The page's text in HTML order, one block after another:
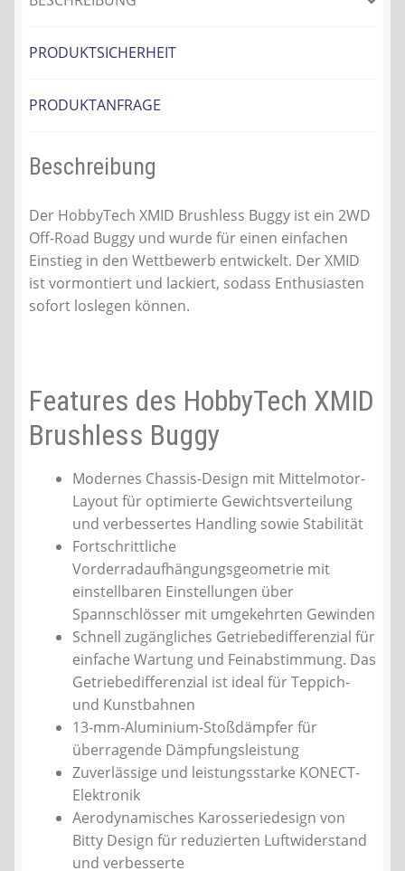
PRODUKTSICHERHEIT
PRODUKTANFRAGE
Beschreibung
Der HobbyTech XMID Brushless Buggy ist ein 2WD
Off-Road Buggy und wurde für einen einfachen
Einstieg in den Wettbewerb entwickelt. Der XMID
ist vormontiert und lackiert, sodass Enthusiasten
sofort loslegen können.
Features des HobbyTech XMID
Brushless Buggy
Modernes Chassis-Design mit Mittelmotor-
Layout für optimierte Gewichtsverteilung
und verbessertes Handling sowie Stabilität
Fortschrittliche
Vorderradaufhängungsgeometrie mit
einstellbaren Einstellungen über
Spannschlösser mit umgekehrten Gewinden
Schnell zugängliches Getriebedifferenzial für
einfache Wartung und Feinabstimmung. Das
Getriebedifferenzial ist ideal für Teppich-
und Kunstbahnen
13-mm-Aluminium-Stoßdämpfer für
überragende Dämpfungsleistung
Zuverlässige und leistungsstarke KONECT-
Elektronik
Aerodynamisches Karosseriedesign von
Bitty Design für reduzierten Luftwiderstand
und verbesserte